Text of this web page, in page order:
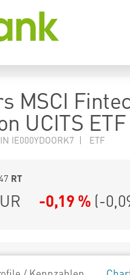
MSCI
UCITS
IE000YDOORK7 | ETF
RT
-0,19 % (-